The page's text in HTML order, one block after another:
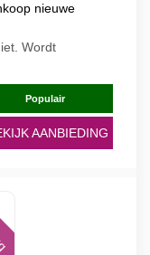
nieuwe
Wordt
Populair
AANBIEDING